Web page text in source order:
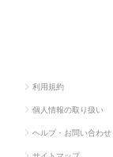
利用規約
個人情報の取り扱い
ヘルプ・お問い合わせ